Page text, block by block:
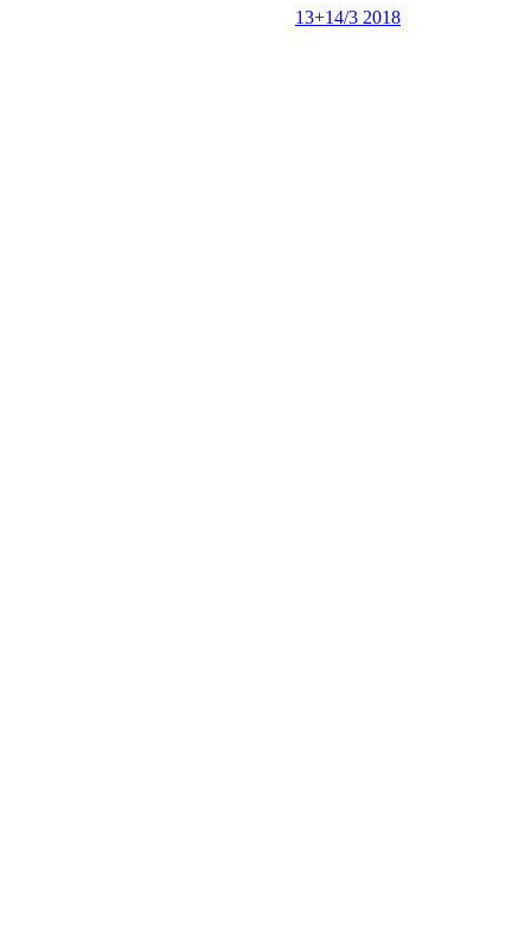
13+14/3 2018